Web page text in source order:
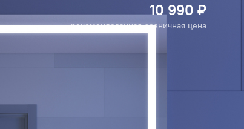
10 990 ₽
рекомендованная розничная цена